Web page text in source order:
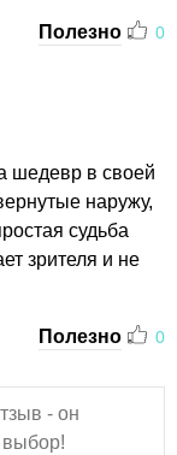
Полезно 0
шедевр в своей
наружу,
судьба
зрителя и не
Полезно 0